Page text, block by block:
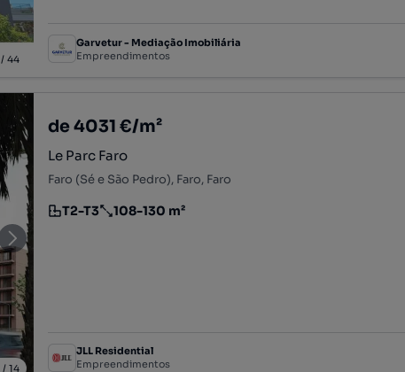
/44
Garvetur - Mediação Imobiliária
Empreendimentos
/14
de 4031 €/m²
Le Parc Faro
Faro (Sé e São Pedro), Faro, Faro
Tipologia
T2-T3
Preço por metro quadrado
108-130 m²
JLL Residential
Empreendimentos